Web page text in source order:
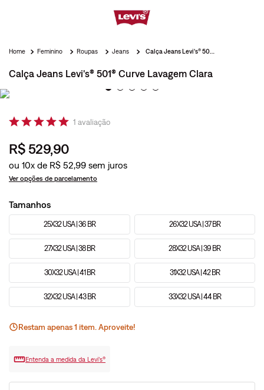
Feminino Roupas Jeans
Calça Jeans Levi's® 501® Curve Lavagem Clara
1 avaliação
R$ 529,90
ou 10x de R$ 52,99
Ver opções de parcelamento
Tamanhos
25X32 USA | 36 BR 26X32 USA | 37 BR
27X32 USA | 38 BR 28X32 USA | 39 BR
30X32 USA | 41 BR 31X32 USA | 42 BR
32X32 USA | 43 BR 33X32 USA | 44 BR
Restam apenas1 item. Aproveite!
Entenda a medida da Levi’s®